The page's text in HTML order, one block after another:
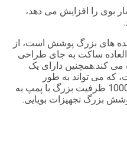
بوی را افزایش می دهد،
های بزرگ پوشش است، از
ساکت به جای طراحی
می کند.همچنین دارای یک
می تواند به طور
هوشمندانه کنترل گسترش بو. 1000ml ظرفیت بزرگ با پمپ به
بزرگ تجهیزات بویایی.